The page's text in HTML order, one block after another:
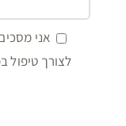
אני
לצורך טיפול